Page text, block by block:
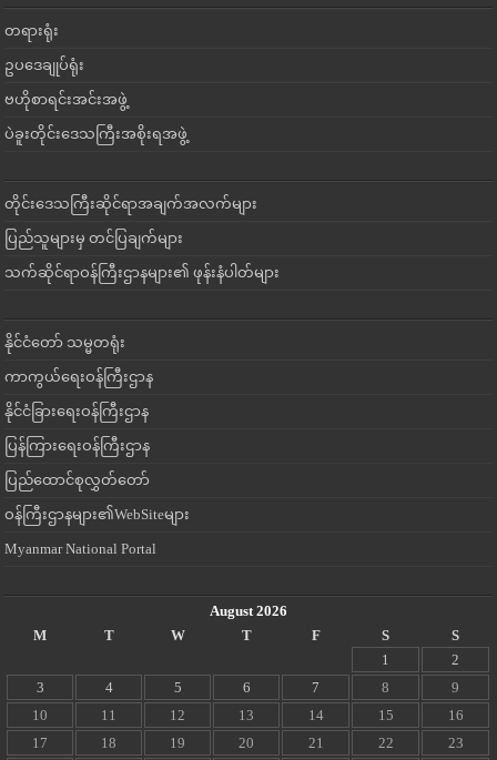
တရားရုံး
ဥပဒေချုပ်ရုံး
ဗဟိုစာရင်းအင်းအဖွဲ့
ပဲခူးတိုင်းဒေသကြီးအစိုးရအဖွဲ့
တိုင်းဒေသကြီးဆိုင်ရာအချက်အလက်များ
ပြည်သူများမှ တင်ပြချက်များ
သက်ဆိုင်ရာဝန်ကြီးဌာနများ၏ ဖုန်းနံပါတ်များ
နိုင်ငံတော် သမ္မတရုံး
ကာကွယ်ရေးဝန်ကြီးဌာန
နိုင်ငံခြားရေးဝန်ကြီးဌာန
ပြန်ကြားရေးဝန်ကြီးဌာန
ပြည်ထောင်စုလွှတ်တော်
ဝန်ကြီးဌာနများ၏WebSiteများ
Myanmar National Portal
August 2026
M
T W T F S
S
1
2
3
4 5 6 7 8
9
10
11 12 13 14 15
16
17
18 19 20 21 22
23